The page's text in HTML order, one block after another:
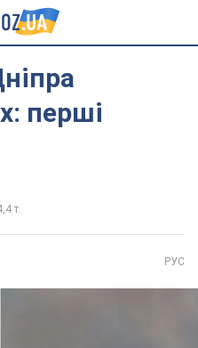
перші
т.
РУС